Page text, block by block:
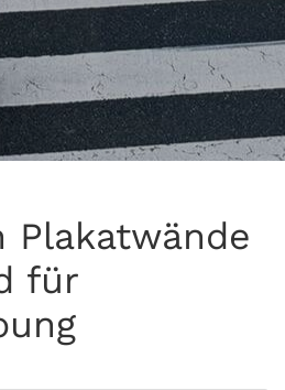
Plakatwände
für